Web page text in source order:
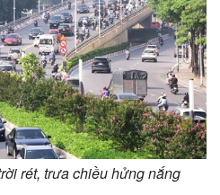
rét, trưa chiều hửng nắng